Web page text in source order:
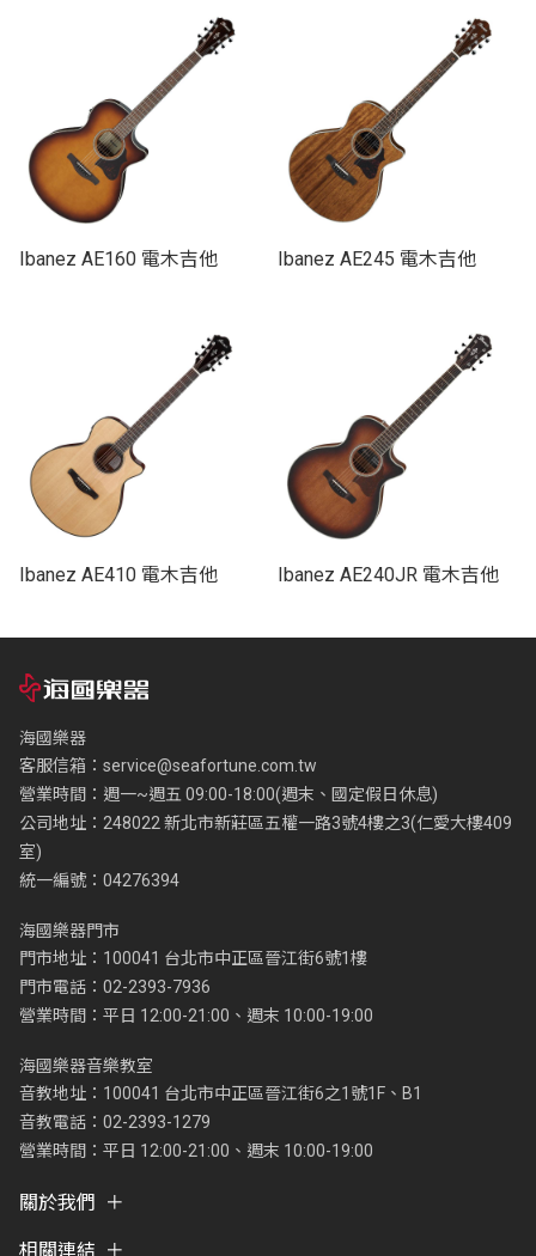
Ibanez AE160 電木吉他 Ibanez AE245 電木吉他
Ibanez AE410 電木吉他 Ibanez AE240JR 電木吉他
海國樂器
客服信箱： service@seafortune.com.tw
營業時間：週一~週五 09:00-18:00(週末、國定假日休息)
公司地址：248022 新北市新莊區五權一路3號4樓之3(仁愛大樓409
室)
統一編號：04276394
海國樂器門市
門市地址：100041 台北市中正區晉江街6號1樓
門市電話：02-2393-7936
營業時間：平日 12:00-21:00、週末 10:00-19:00
海國樂器音樂教室
音教地址：100041 台北市中正區晉江街6之1號1F、B1
音教電話：02-2393-1279
營業時間：平日 12:00-21:00、週末 10:00-19:00
關於我們
相關連結